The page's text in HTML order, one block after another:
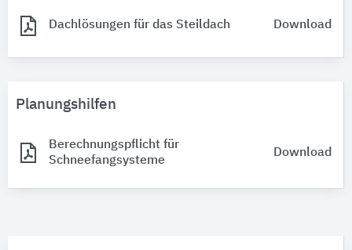
Dachlösungen für das Steildach Download
Planungshilfen
Berechnungspflicht für
Schneefangsysteme
Download